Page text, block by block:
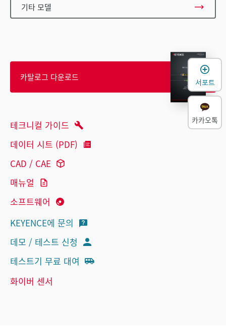
기타 모델
카탈로그 다운로드
테크니컬 가이드
데이터 시트 (PDF)
CAD / CAE
매뉴얼
소프트웨어
KEYENCE에 문의
데모 / 테스트 신청
테스트기 무료 대여
화이버 센서
서포트
카카오톡